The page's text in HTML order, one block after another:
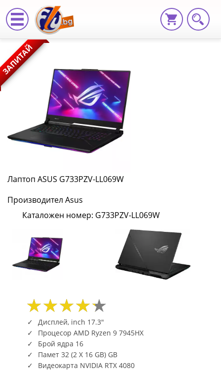
Лаптоп
ASUS
G733PZV-
LL069W
G733PZV-
LL069W
Fly.bg
ЗАПИТАЙ
Лаптоп ASUS G733PZV-LL069W
Производител Asus
Каталожен номер: G733PZV-LL069W
Дисплей, inch 17.3"
Процесор AMD Ryzen 9 7945HX
Брой ядра 16
Памет 32 (2 X 16 GB) GB
Видеокарта NVIDIA RTX 4080